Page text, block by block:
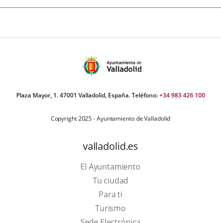
Plaza Mayor, 1. 47001 Valladolid, España. Teléfono:+34 983 426 100
Copyright 2025 - Ayuntamiento de Valladolid
valladolid.es
El Ayuntamiento
Tu ciudad
Para ti
TurismoThis